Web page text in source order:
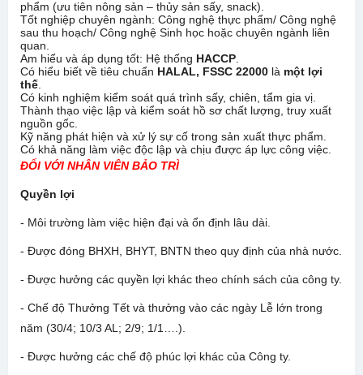
phẩm (ưu tiên nông sản – thủy sản sấy, snack).
Tốt nghiệp chuyên ngành: Công nghệ thực phẩm/ Công nghệ
sau thu hoạch/ Công nghệ Sinh học hoặc chuyên ngành liên
quan.
Am hiểu và áp dụng tốt: Hệ thống HACCP
Có hiểu biết về tiêu chuẩn HALAL, FSSC 22000 là một lợi
thế
Có kinh nghiệm kiểm soát quá trình sấy, chiên, tẩm gia vị.
Thành thạo việc lập và kiểm soát hồ sơ chất lượng, truy xuất
nguồn gốc.
Kỹ năng phát hiện và xử lý sự cố trong sản xuất thực phẩm.
Có khả năng làm việc độc lập và chịu được áp lực công việc.
ĐỐI VỚI NHÂN VIÊN BẢO TRÌ
Quyền lợi
- Môi trường làm việc hiện đại và ổn định lâu dài.
- Được đóng BHXH, BHYT, BNTN theo quy định của nhà nước.
- Được hưởng các quyền lợi khác theo chính sách của công ty.
- Chế độ Thưởng Tết và thưởng vào các ngày Lễ lớn trong
năm (30/4; 10/3 AL; 2/9; 1/1….).
- Được hưởng các chế độ phúc lợi khác của Công ty.